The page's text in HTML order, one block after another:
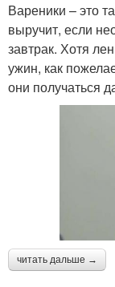
Вареники – это
выручит, если
завтрак. Хотя
ужин, как
они получаться
читать дальше →